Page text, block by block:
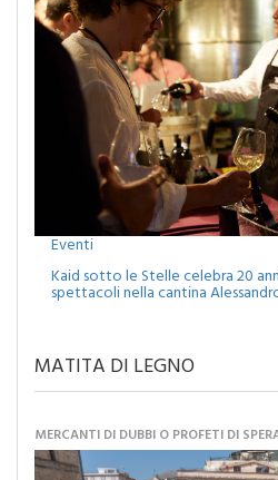
Eventi
Kaid sotto le Stelle celebra 20
MATITA DI LEGNO
MERCANTI DI DUBBI O PROFETI DI